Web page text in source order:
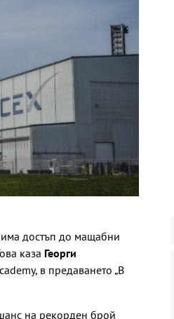
достъп до мащабни
каза Георги
в предаването „В
на рекорден брой